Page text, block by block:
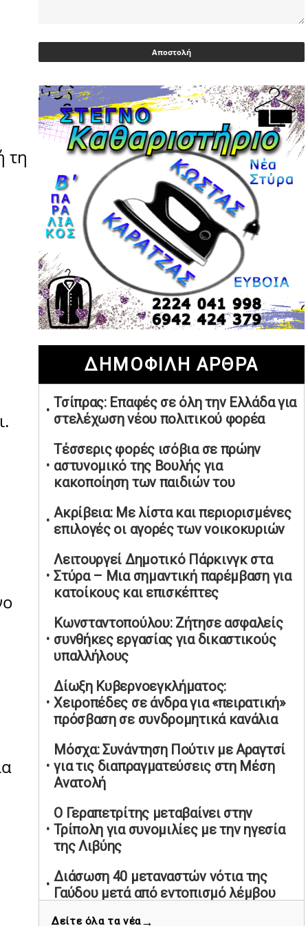
τη
ΠΑΣΟΚ διεκδικεί ρόλο εναλλακτικής
πρότασης εξουσίας
Ακρίβεια: Με λίστα και περιορισμένες
επιλογές οι αγορές των νοικοκυριών
03/05/2026 | 07:59
Υεμένη: Σομαλοί πειρατές στο
πετρελαιοφόρο Eureka
03/05/2026 | 06:40
Αντιδρά μετά από 17 ημέρες νοσηλείας
ο Γιώργος Μυλωνάκης, τον
επισκέφτηκε ο πρωθυπουργός
02/05/2026 | 20:54
Μεντιλίμπαρ: Ξεχωριστό το κλίμα σε
κάθε παιχνίδι ΠΑΟΚ και Ολυμπιακού
02/05/2026 | 20:28
Περιστέρι: Ένταση μεταξύ ανηλίκων
άφησε δύο 15χρονους τραυματίες
Ηνωμένα Αραβικά Εμιράτα: Αίρουν
τους περιορισμούς στον εναέριο χώρο
Η Αθηνά Λινού αφήνει ανοιχτό το
ενδεχόμενο ένταξης στον νέο
02/05/2026 | 17:01
Αταμάν: Κανείς δεν έχει δικαίωμα να
μιλά για τον πρόεδρο και την
οικογένειά του
02/05/2026 | 15:59
Μαρινάκης: Ο Ανδρουλάκης
υπαναχώρησε στις συμφωνίες για τις
Ανεξάρτητες Αρχές
02/05/2026 | 09:36
Ψηφιακός έλεγχος στην αγορά: QR
code για πωλήσεις καπνικών και
αλκοόλ σε 88.000 σημεία
Καύσιμα αεροσκαφών: Διαβεβαιώσεις
ΕΕ για επάρκεια παρά τη γεωπολιτική
01/05/2026 | 19:54
Βελόπουλος: Κριτική σε πολιτικούς
αρχηγούς για δηλώσεις την
Πρωτομαγιά
01/05/2026 | 19:33
ΔΗΜΟΦΙΛΗ ΑΡΘΡΑ
Τσίπρας: Επαφές σε όλη την Ελλάδα για
στελέχωση νέου πολιτικού φορέα
Τέσσερις φορές ισόβια σε πρώην
αστυνομικό της Βουλής για
κακοποίηση των παιδιών του
Ακρίβεια: Με λίστα και περιορισμένες
επιλογές οι αγορές των νοικοκυριών
Λειτουργεί Δημοτικό Πάρκινγκ στα
Στύρα – Μια σημαντική παρέμβαση για
κατοίκους και επισκέπτες
Κωνσταντοπούλου: Ζήτησε ασφαλείς
συνθήκες εργασίας για δικαστικούς
υπαλλήλους
Δίωξη Κυβερνοεγκλήματος:
Χειροπέδες σε άνδρα για «πειρατική»
πρόσβαση σε συνδρομητικά κανάλια
Μόσχα: Συνάντηση Πούτιν με Αραγτσί
για τις διαπραγματεύσεις στη Μέση
Ανατολή
Ο Γεραπετρίτης μεταβαίνει στην
Τρίπολη για συνομιλίες με την ηγεσία
της Λιβύης
Διάσωση 40 μεταναστών νότια της
Γαύδου μετά από εντοπισμό λέμβου
Δείτε όλα τα νέα→